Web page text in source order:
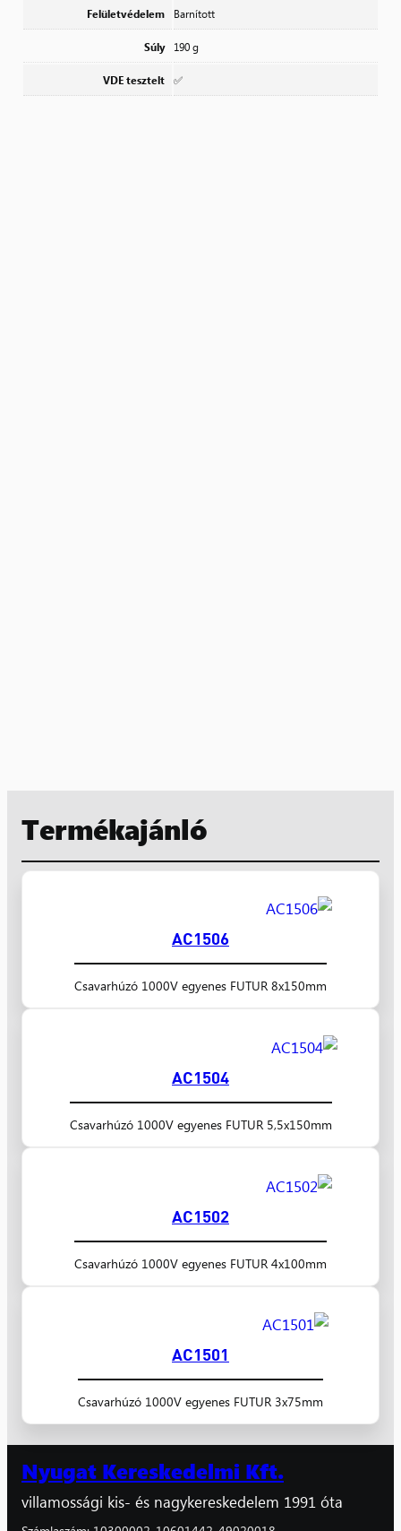
Felületvédelem Barnított
Súly 190 g
VDE tesztelt ✅
Termékajánló
AC1506
Csavarhúzó 1000V egyenes FUTUR 8x150mm
AC1504
Csavarhúzó 1000V egyenes FUTUR 5,5x150mm
AC1502
Csavarhúzó 1000V egyenes FUTUR 4x100mm
AC1501
Csavarhúzó 1000V egyenes FUTUR 3x75mm
Nyugat Kereskedelmi Kft.
villamossági kis- és nagykereskedelem 1991 óta